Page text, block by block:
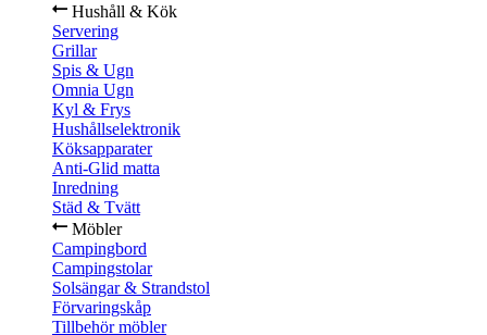
Hushåll & Kök
Servering
Grillar
Spis & Ugn
Omnia Ugn
Kyl & Frys
Hushållselektronik
Köksapparater
Anti-Glid matta
Inredning
Städ & Tvätt
Möbler
Campingbord
Campingstolar
Solsängar & Strandstol
Förvaringskåp
Tillbehör möbler